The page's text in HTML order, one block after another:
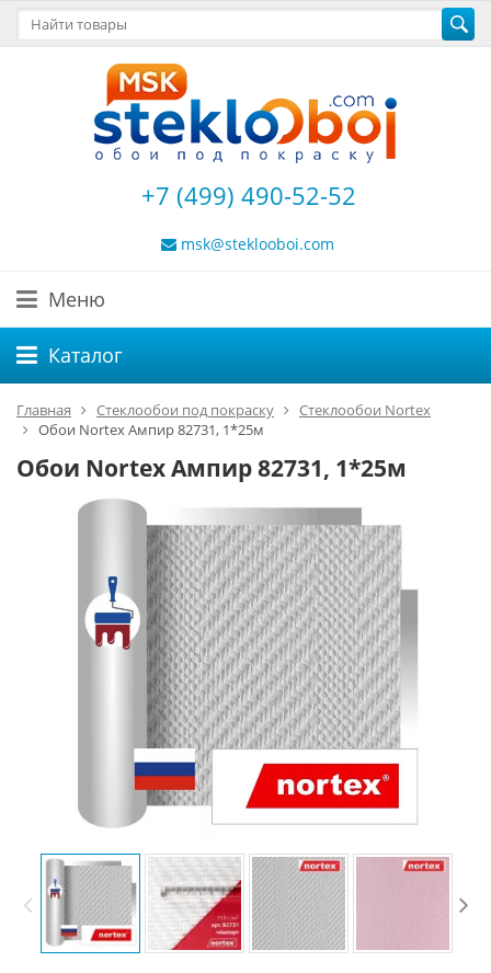
+7 (499) 490-52-52
msk@steklooboi.com
Меню
Каталог
Главная Стеклообои под покраску
Стеклообои Nortex
Обои Nortex Ампир 82731, 1*25м
Обои Nortex Ампир 82731, 1*25м